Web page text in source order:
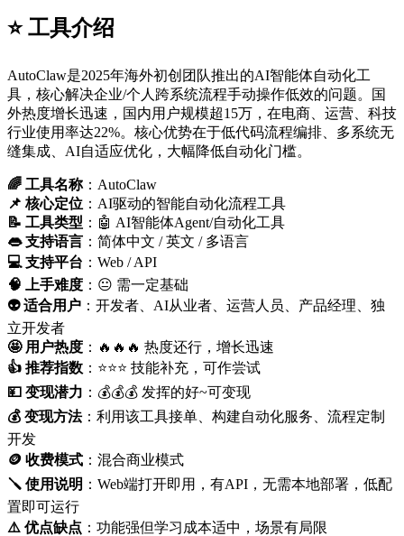
⭐️ 工具介绍
AutoClaw是2025年海外初创团队推出的AI智能体自动化工
具，核心解决企业/个人跨系统流程手动操作低效的问题。国
外热度增长迅速，国内用户规模超15万，在电商、运营、科技
行业使用率达22%。核心优势在于低代码流程编排、多系统无
缝集成、AI自适应优化，大幅降低自动化门槛。
🌈 工具名称：AutoClaw
📌 核心定位 ：AI驱动的智能自动化流程工具
📝 工具类型 ：🤖 AI智能体Agent/自动化工具
👄 支持语言 ：简体中文 / 英文 / 多语言
💻 支持平台 ：Web / API
🧠 上手难度 ：😐 需一定基础
👽 适合用户 ：开发者、AI从业者、运营人员、产品经理、独
立开发者
🤩 用户热度 ：🔥🔥🔥 热度还行，增长迅速
👍 推荐指数 ：⭐⭐⭐ 技能补充，可作尝试
💴 变现潜力 ：💰💰💰 发挥的好~可变现
💰 变现方法：利用该工具接单、构建自动化服务、流程定制
开发
🪙 收费模式 ：混合商业模式
🪛 使用说明 ：Web端打开即用，有API，无需本地部署，低配
置即可运行
⚠️ 优点缺点 ：功能强但学习成本适中，场景有局限